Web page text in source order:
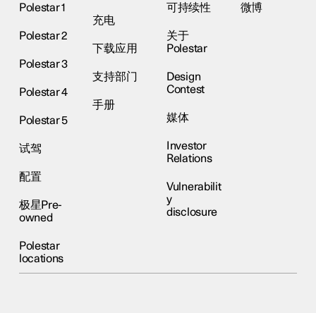
Polestar 1
Polestar 2
Polestar 3
Polestar 4
Polestar 5
试驾
配置
极星Pre-
owned
Polestar
locations
充电
下载应用
支持部门
手册
可持续性
关于
Polestar
Design
Contest
媒体
Investor
Relations
Vulnerabilit
y
disclosure
微博